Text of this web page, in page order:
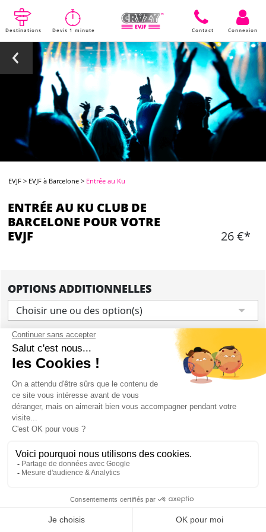
Destinations Devis 1 minute Contact Connexion
EVJF > EVJF à Barcelone > Entrée au Ku
ENTRÉE AU KU CLUB DE
BARCELONE POUR VOTRE
EVJF
26 €*
OPTIONS ADDITIONNELLES
Choisir une ou des option(s)
CONTENU
Entrée sur guest liste au Ku Club
pendant la période estivale, il est possible que
l'entrée ne comprenne pas de boisson en raison
Mon EVJF à Barcelone